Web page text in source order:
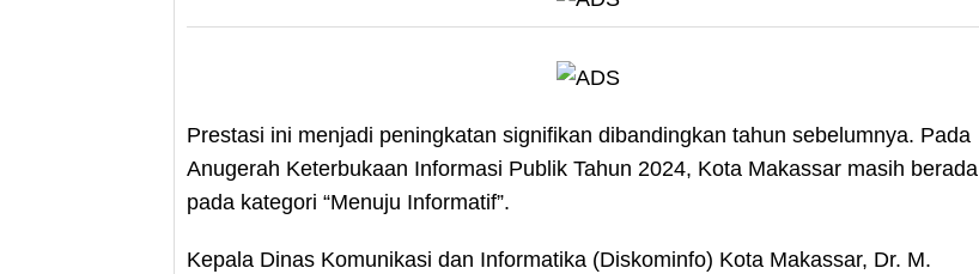
Prestasi ini menjadi peningkatan signifikan dibandingkan tahun sebelumnya. Pada
Anugerah Keterbukaan Informasi Publik Tahun 2024, Kota Makassar masih berada
pada kategori “Menuju Informatif”.
Kepala Dinas Komunikasi dan Informatika (Diskominfo) Kota Makassar, Dr. M.